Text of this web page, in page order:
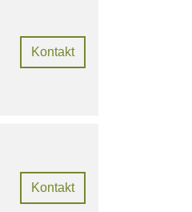
Kontakt
Kontakt